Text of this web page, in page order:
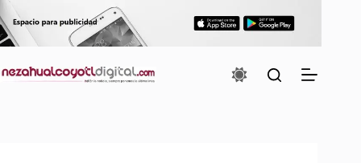
Saltar
al
contenido